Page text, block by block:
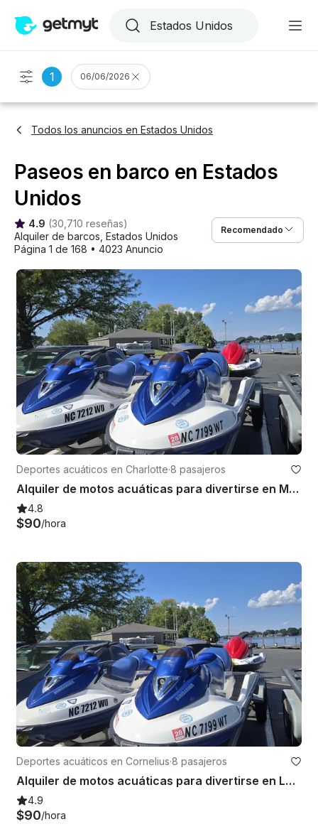
1 06/06/2026
Todos los anuncios en Estados Unidos
Paseos en barco en Estados
Unidos
4.9 (30,710 reseñas)
Alquiler de barcos Estados Unidos
Página 1 de 168 • 4023 Anuncio
Recomendado
Deportes acuáticos en Charlotte·8 pasajeros
Alquiler de motos acuáticas para divertirse en Mountain Island Lake, cerca de Charlotte
4.8
$90/hora
Deportes acuáticos en Cornelius·8 pasajeros
Alquiler de motos acuáticas para divertirse en Lake Norman/Lake Wylie, Carolina del Sur, cerca de Charlotte, Carolina del Norte
4.9
$90/hora